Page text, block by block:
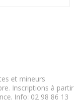
et mineurs
Inscriptions à partir
Info: 02 98 86 13